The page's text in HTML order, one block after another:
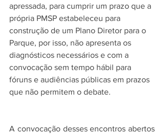
apressada, para cumprir um prazo que a
própria PMSP estabeleceu para
construção de um Plano Diretor para o
Parque, por isso, não apresenta os
diagnósticos necessários e com a
convocação sem tempo hábil para
fóruns e audiências públicas em prazos
que não permitem o debate.
A convocação desses encontros abertos